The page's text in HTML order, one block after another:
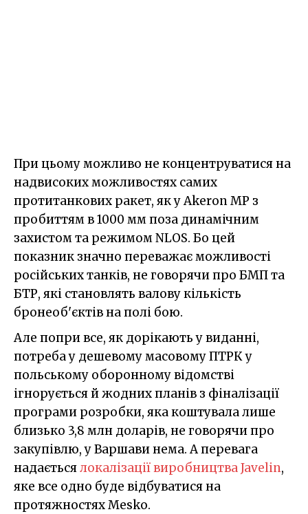
При цьому можливо не концентруватися на
надвисоких можливостях самих
протитанкових ракет, як у Akeron MP з
пробиттям в 1000 мм поза динамічним
захистом та режимом NLOS. Бо цей
показник значно переважає можливості
російських танків, не говорячи про БМП та
БТР, які становлять валову кількість
бронеоб'єктів на полі бою.
Але попри все, як дорікають у виданні,
потреба у дешевому масовому ПТРК у
польському оборонному відомстві
ігнорується й жодних планів з фіналізації
програми розробки, яка коштувала лише
близько 3,8 млн доларів, не говорячи про
закупівлю, у Варшави нема. А перевага
надаєтьсялокалізації виробництва Javelin,
яке все одно буде відбуватися на
протяжностях Mesko.